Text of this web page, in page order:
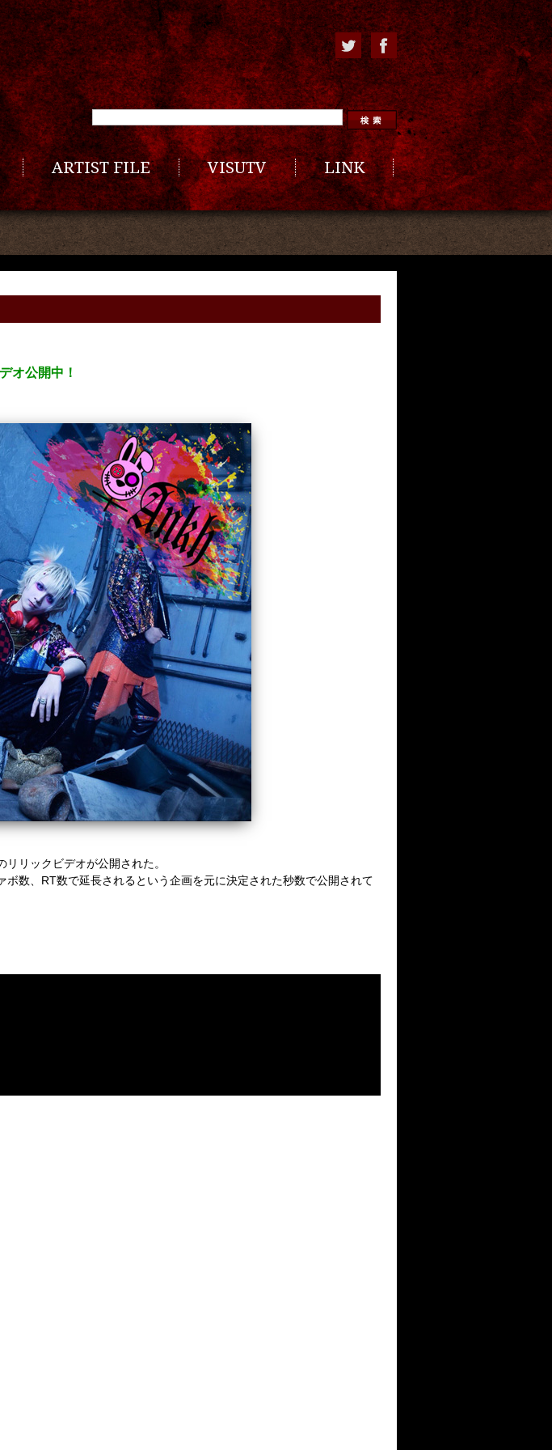
ARTIST FILE VISUTV LINK
オ公開中！
リックビデオが公開された。
数、RT数で延長されるという企画を元に決定された秒数で公開されて